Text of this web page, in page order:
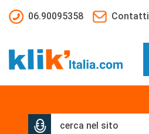
06.90095358
Contatti